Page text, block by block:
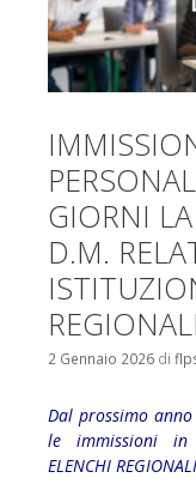
GIORNI
D.M.
REGIONALI
2 Gennaio 2026 di
Dal prossimo
le immissioni in
ELENCHI